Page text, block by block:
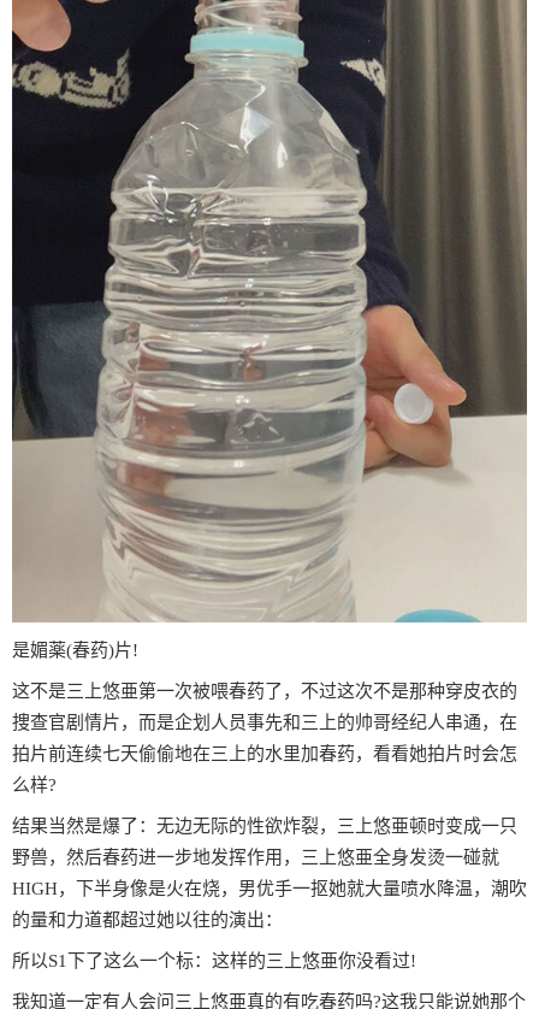
是媚薬(春药)片!
这不是三上悠亜第一次被喂春药了，不过这次不是那种穿皮衣的
捜查官剧情片，而是企划人员事先和三上的帅哥经纪人串通，在
拍片前连续七天偷偷地在三上的水里加春药，看看她拍片时会怎
么样?
结果当然是爆了：无边无际的性欲炸裂，三上悠亜顿时变成一只
野兽，然后春药进一步地发挥作用，三上悠亜全身发烫一碰就
HIGH，下半身像是火在烧，男优手一抠她就大量喷水降温，潮吹
的量和力道都超过她以往的演出：
所以S1下了这么一个标：这样的三上悠亜你没看过!
我知道一定有人会问三上悠亜真的有吃春药吗?这我只能说她那个